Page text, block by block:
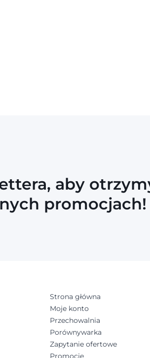
aby
promocjach!
Strona główna
Moje konto
Przechowalnia
Porównywarka
Zapytanie ofertowe
Promocje